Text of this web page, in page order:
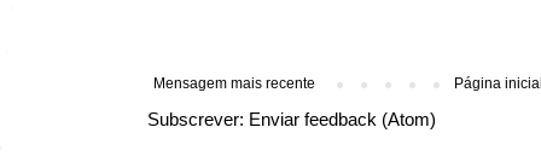
Mensagem mais recente Página
Subscrever: Enviar feedback (Atom)